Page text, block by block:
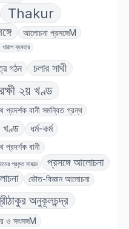
Thakur
আলোচনা প্রসঙ্গেM
খারাপ ব্যবহার
গঠন চলার সাথী
২য় খণ্ড
প্রদর্শক বানী সমন্বিত গ্রন্থ
খণ্ড ধর্ম-কর্ম
প্রদর্শক বানী
প্রকৃত মাহাত্ম প্রসঙ্গে আলোচনা
ভৌত-বিজ্ঞান আলোচনা
অনুকূলচন্দ্র
ও সৎসঙ্গM